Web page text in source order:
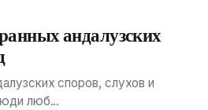
андалузских
споров, слухов и
люб...